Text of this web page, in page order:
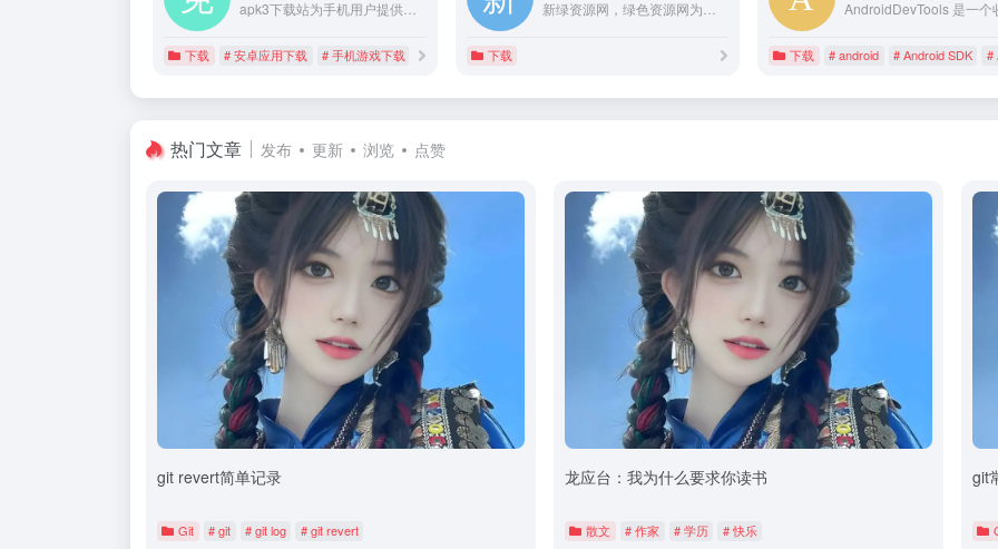
下载 # 安卓应用下载 # 手机游戏下载 # 手机软件下载
下载 下载 # android # Android SDK #
热门文章 发布 更新 浏览 点赞
git revert简单记录
Git # git # git log # git revert
龙应台：我为什么要求你读书
散文 # 作家 # 学历 # 快乐
git